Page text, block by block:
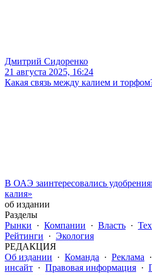
Дмитрий Сидоренко
21 августа 2025, 16:24
Какая связь между калием и
В ОАЭ заинтересовались
калия»
об издании
Разделы
Рынки · Компании · Власть ·
Рейтинги · Экология
РЕДАКЦИЯ
Об издании · Команда · Реклама ·
инсайт · Правовая информация ·